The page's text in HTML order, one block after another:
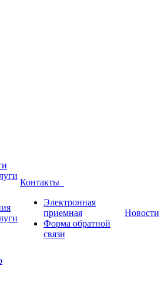
Контакты
Электронная
приемная
Форма обратной
связи
Новости